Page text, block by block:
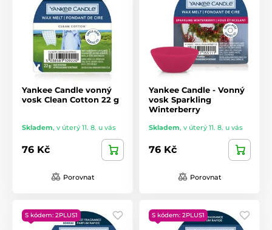
Yankee Candle vonný
vosk Clean Cotton 22 g
Skladem, v úterý 11. 8. u vás
76 Kč
Porovnat
Yankee Candle - Vonný
vosk Sparkling
Winterberry
Skladem, v úterý 11. 8. u vás
76 Kč
Porovnat
S kódem: 2PLUS1 S kódem: 2PLUS1